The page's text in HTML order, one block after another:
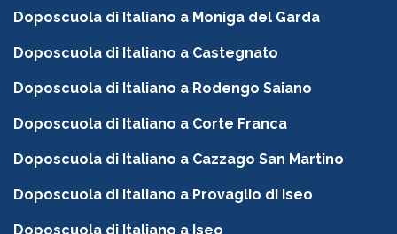
Doposcuola di Italiano a Moniga del Garda
Doposcuola di Italiano a Castegnato
Doposcuola di Italiano a Rodengo Saiano
Doposcuola di Italiano a Corte Franca
Doposcuola di Italiano a Cazzago San Martino
Doposcuola di Italiano a Provaglio di Iseo
Doposcuola di Italiano a Iseo